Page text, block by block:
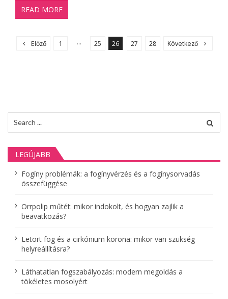
READ MORE
z
é
s
e
k
a
p
o
s
Előző 1 … 25 26 27 28 Következő
for:
LEGÚJABB
Fogíny problémák: a fogínyvérzés és a fogínysorvadás
összefüggése
Orrpolip műtét: mikor indokolt, és hogyan zajlik a
beavatkozás?
Letört fog és a cirkónium korona: mikor van szükség
helyreállításra?
Láthatatlan fogszabályozás: modern megoldás a
tökéletes mosolyért